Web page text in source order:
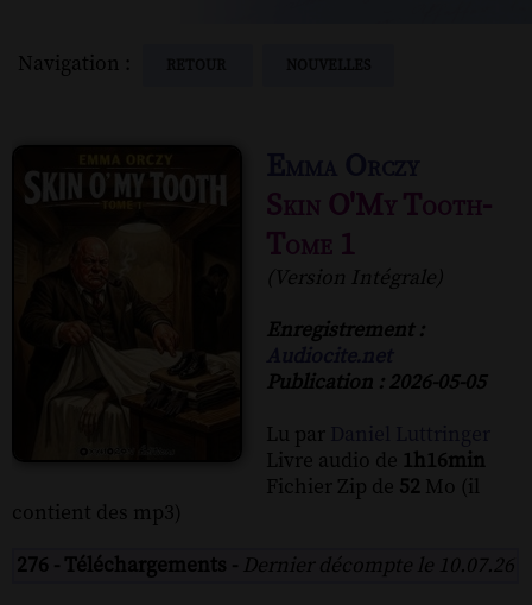
Navigation :
Skin O'My Tooth-
Tome 1
(Version Intégrale)
Enregistrement :
Publication : 2026-05-05
Lu par
Livre audio de 1h16min
Fichier Zip de 52 Mo (il
contient des mp3)
276 - Téléchargements - Dernier décompte le 10.07.26